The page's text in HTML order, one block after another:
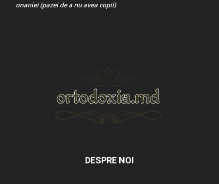
onaniei (pazei de a nu avea copii)
DESPRE NOI